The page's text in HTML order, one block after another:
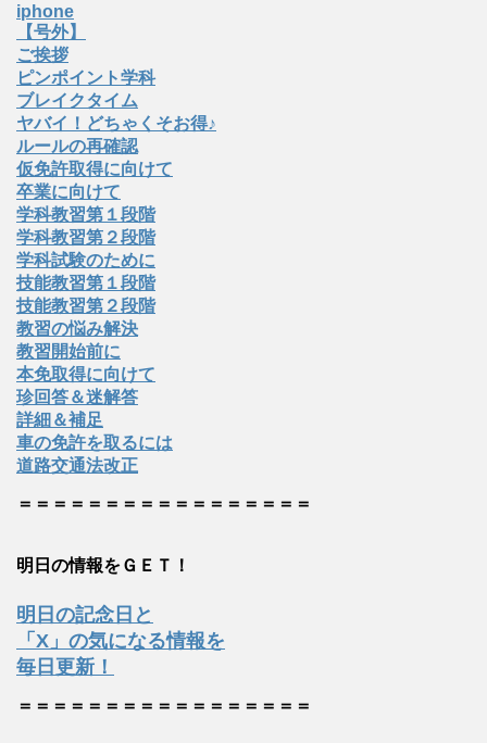
iphone
【号外】
ご挨拶
ピンポイント学科
ブレイクタイム
ヤバイ！どちゃくそお得♪
ルールの再確認
仮免許取得に向けて
卒業に向けて
学科教習第１段階
学科教習第２段階
学科試験のために
技能教習第１段階
技能教習第２段階
教習の悩み解決
教習開始前に
本免取得に向けて
珍回答＆迷解答
詳細＆補足
車の免許を取るには
道路交通法改正
＝＝＝＝＝＝＝＝＝＝＝＝＝＝＝＝＝
明日の情報をＧＥＴ！
明日の記念日と
「X」の気になる情報を
毎日更新！
＝＝＝＝＝＝＝＝＝＝＝＝＝＝＝＝＝